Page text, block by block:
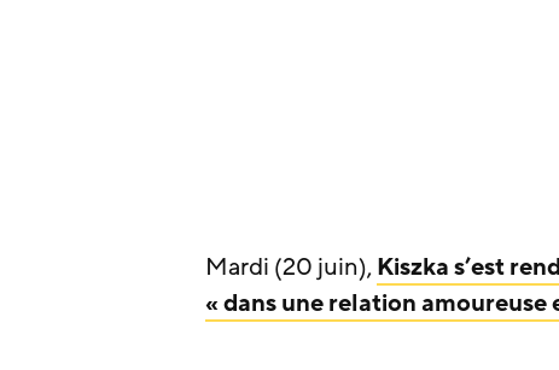
Mardi (20 juin),Kiszka s’est
« dans une relation amoureuse